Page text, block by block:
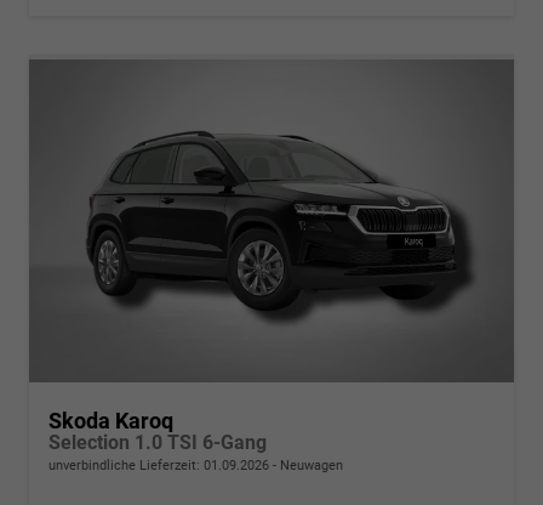
Skoda Karoq
Selection 1.0 TSI 6-Gang
unverbindliche Lieferzeit: 01.09.2026 Neuwagen